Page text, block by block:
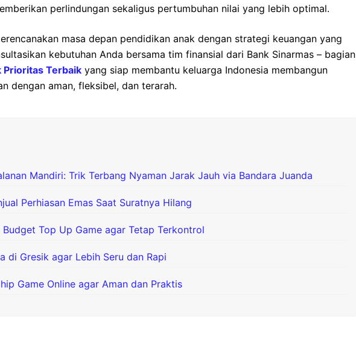
perlindungan sekaligus pertumbuhan nilai yang lebih optimal.
masa depan pendidikan anak dengan strategi keuangan yang
kebutuhan Anda bersama tim finansial dari Bank Sinarmas – bagian
Prioritas Terbaik yang siap membantu keluarga Indonesia membangun
dengan aman, fleksibel, dan terarah.
Mandiri: Trik Terbang Nyaman Jarak Jauh via Bandara Juanda
Perhiasan Emas Saat Suratnya Hilang
Top Up Game agar Tetap Terkontrol
di Gresik agar Lebih Seru dan Rapi
Game Online agar Aman dan Praktis